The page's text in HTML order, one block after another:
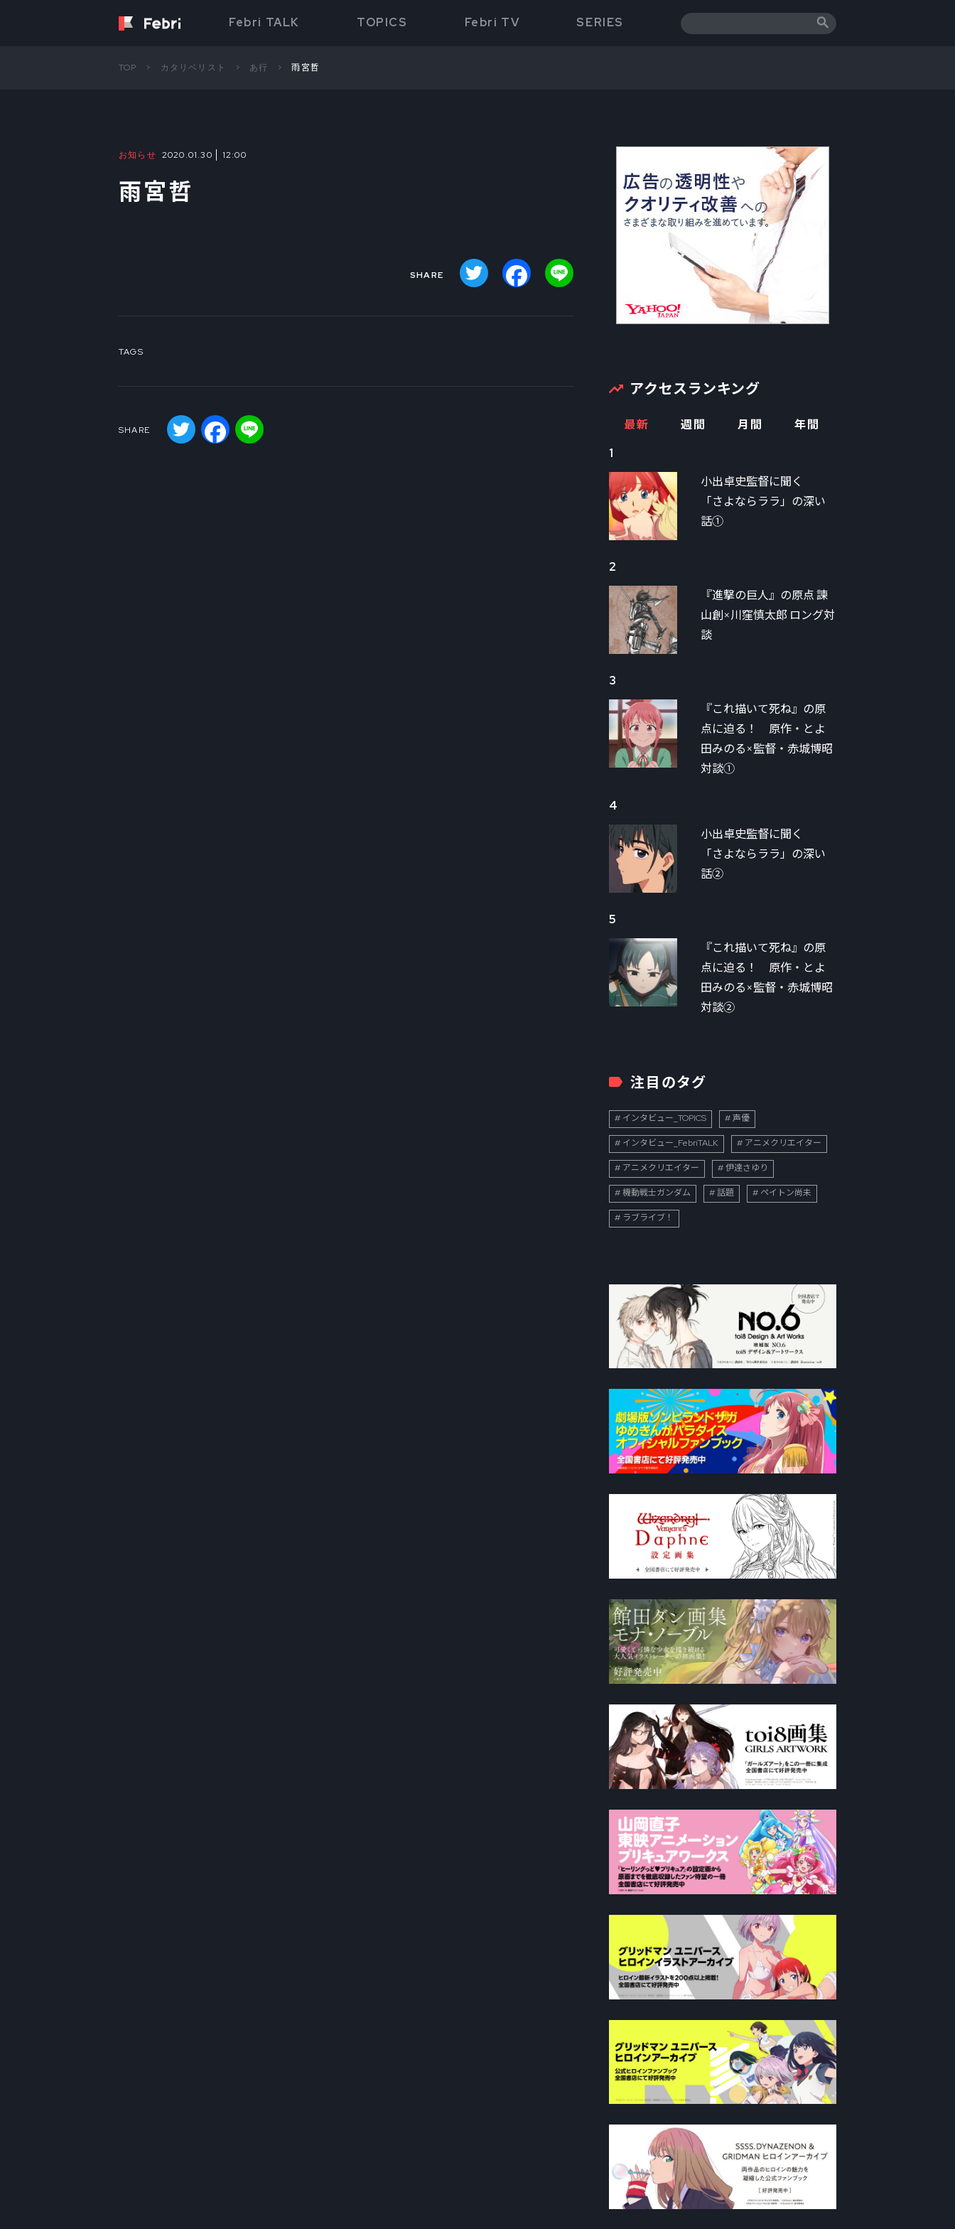
Febri TALK TOPICS Febri TV SERIES
TOP カタリベリスト あ行 雨宮哲
お知らせ 2020.01.30 12:00
雨宮哲
Twitter Facebook
TAGS
SHARE
Twitter Facebook
アクセスランキング
最新 週間 月間
年間
1
小出卓史監督に聞く
「さよならララ」の深い
話①
2
『進撃の巨人』の原点 諫
山創×川窪慎太郎 ロング対
談
3
『これ描いて死ね』の原
点に迫る！ 原作・とよ
田みのる×監督・赤城博昭
対談①
4
小出卓史監督に聞く
「さよならララ」の深い
話②
5
『これ描いて死ね』の原
点に迫る！ 原作・とよ
田みのる×監督・赤城博昭
対談②
注目のタグ
インタビュー_TOPICS 声優
インタビュー_FebriTALK アニメクリエイター
アニメクリエイター 伊達さゆり
機動戦士ガンダム 話題 ペイトン尚未
ラブライブ！